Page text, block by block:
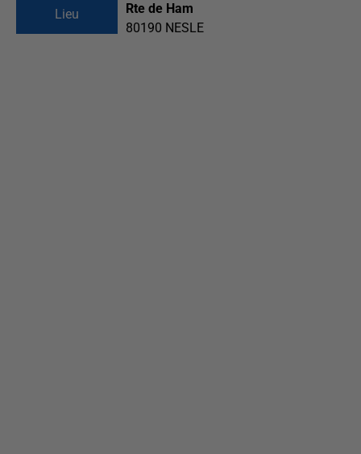
Lieu
Rte de Ham
80190 NESLE